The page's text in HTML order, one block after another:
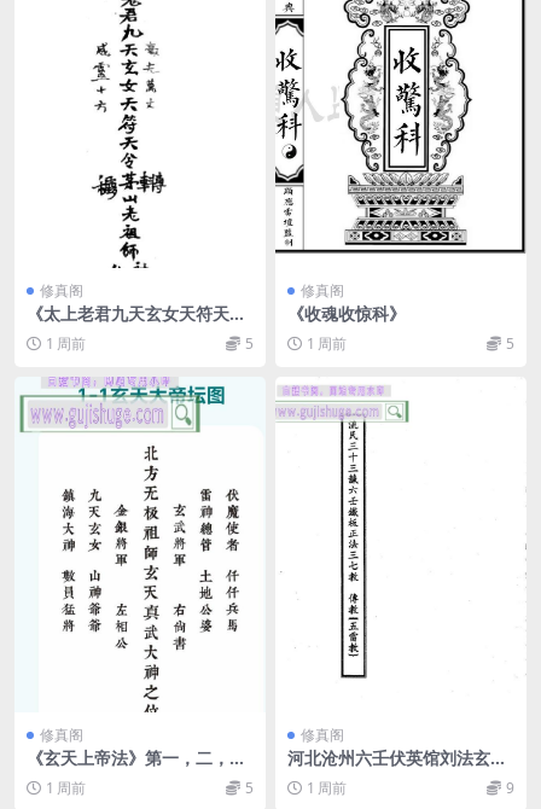
修真阁
《太上老君九天玄女天符天
令》1 周前 5
修真阁
《收魂收惊科》
1 周前 5
修真阁
《玄天上帝法》第一，二，六
期终极版
1 周前 5
修真阁
河北沧州六壬伏英馆刘法玄带
发兵口教-六壬伏英馆中大三山
五雷法刘法玄
1 周前 9